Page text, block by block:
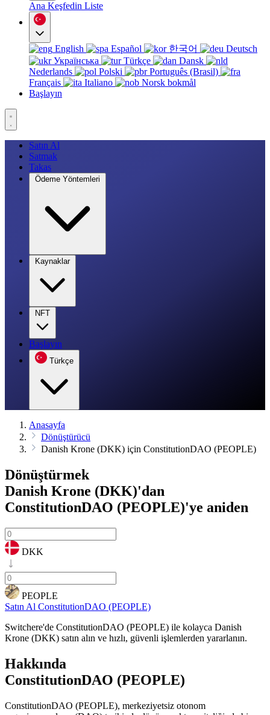
Ana Keşfedin Liste
English Español 한국어
Deutsch
Українська
Türkçe
Dansk
Nederlands
Polski
Português (Brasil)
Français
Italiano
Norsk bokmål
Başlayın
Satın Al
Satmak
Takas
Ödeme Yöntemleri
Kaynaklar
NFT
Başlayın
Türkçe
Anasayfa
Dönüştürücü
Danish Krone (DKK) için ConstitutionDAO (PEOPLE)
Dönüştürmek
Danish Krone (DKK)'dan
ConstitutionDAO (PEOPLE)'ye aniden
DKK
PEOPLE
Satın Al ConstitutionDAO (PEOPLE)
Switchere'de ConstitutionDAO (PEOPLE) ile kolayca Danish
Krone (DKK) satın alın ve hızlı, güvenli işlemlerden yararlanın.
Hakkında
ConstitutionDAO (PEOPLE)
ConstitutionDAO (PEOPLE), merkeziyetsiz otonom